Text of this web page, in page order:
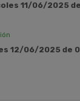
11/06/2025 de
12/06/2025 de